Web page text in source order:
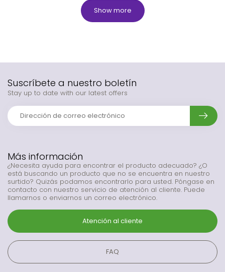
Show more
Más información
¿Necesita ayuda para encontrar el producto adecuado? ¿O
está buscando un producto que no se encuentra en nuestro
surtido? Quizás podamos encontrarlo para usted. Póngase en
contacto con nuestro servicio de atención al cliente. Puede
llamarnos o enviarnos un correo electrónico.
Atención al cliente
FAQ
Suscríbete a nuestro boletín
Stay up to date with our latest offers